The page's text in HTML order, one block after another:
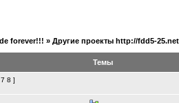
forever!!! » Другие проекты http://fdd5-25.net
Темы
7 8 ]